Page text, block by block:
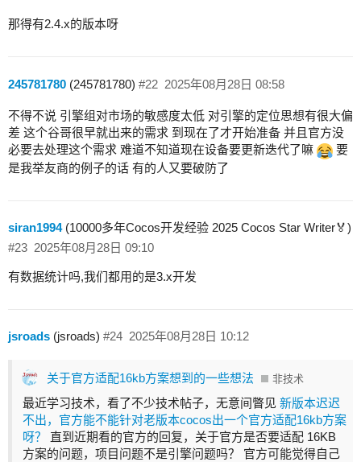
那得有2.4.x的版本呀
245781780 (245781780) 2025年08月28日 08:58
#22
不得不说 引擎组对市场的敏感度太低 对引擎的定位思想有很大偏
差 这个谷哥很早就出来的需求 到现在了才开始准备 并且官方没
必要去处理这个需求 难道不知道现在设备要更新迭代了嘛
要
是我举友商的例子的话 有的人又要破防了
siran1994(10000多年Cocos开发经验 2025 Cocos Star Writer🏅)
2025年08月28日 09:10
#23
有数据统计吗,我们都用的是3.x开发
jsroads (jsroads) 2025年08月28日 10:12
#24
关于官方适配16kb方案想到的一些想法 非技术
最近学习技术，看了不少技术帖子，无意间瞥见 新版本迟迟
不出，官方能不能针对老版本cocos出一个官方适配16kb方案
呀？
直到近期看的官方的回复，关于官方是否要适配 16KB
方案的问题，项目问题不是引擎问题吗？ 官方可能觉得自己